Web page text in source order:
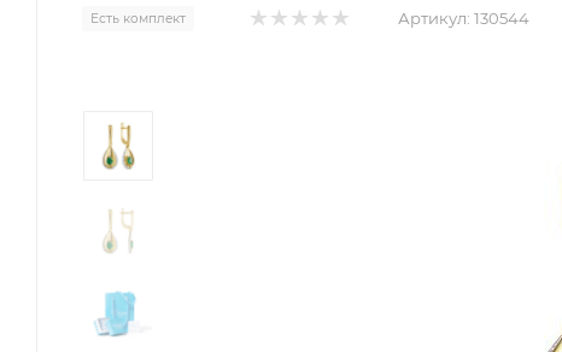
Есть комплект Артикул: 130544